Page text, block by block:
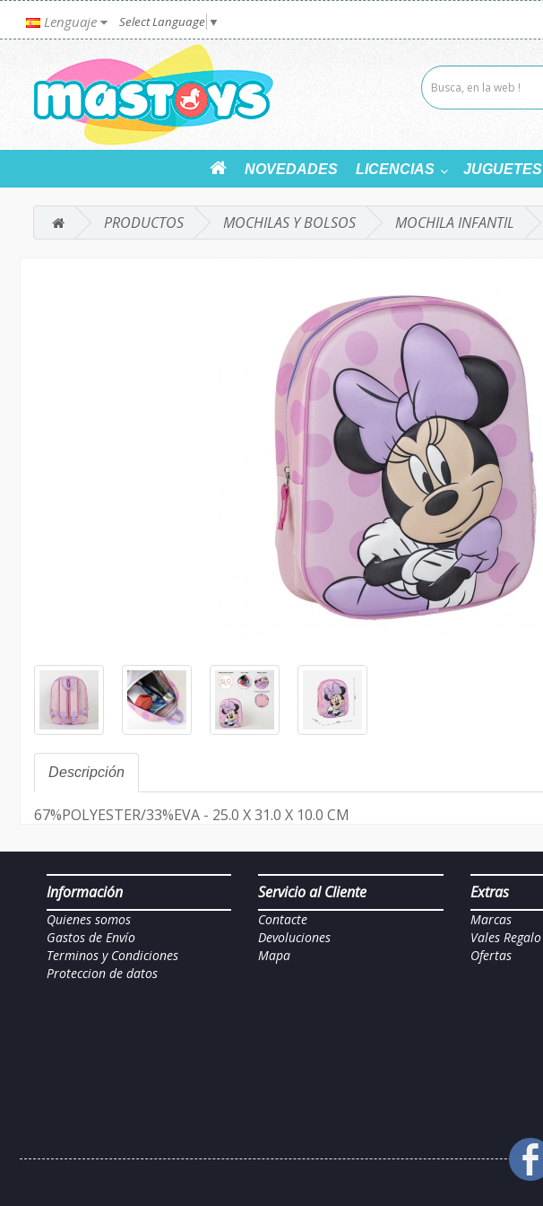
Lenguaje Select Language ▼
NOVEDADES LICENCIAS JUGUETES
PRODUCTOS MOCHILAS Y BOLSOS MOCHILA INFANTIL
Descripción
67%POLYESTER/33%EVA - 25.0 X 31.0 X 10.0 CM
Información
Quienes somos
Gastos de Envío
Terminos y Condiciones
Proteccion de datos
Servicio al Cliente
Contacte
Devoluciones
Mapa
Extras
Marcas
Vales Regalo
Ofertas